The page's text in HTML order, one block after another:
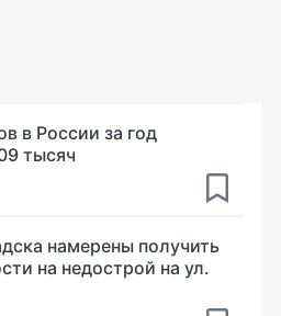
в России за год
тысяч
намерены получить
на недострой на ул.